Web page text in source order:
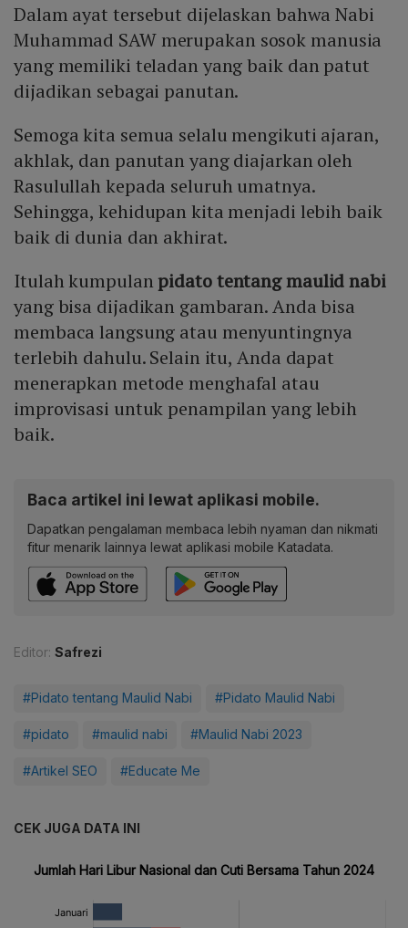
Dalam ayat tersebut dijelaskan bahwa Nabi
Muhammad SAW merupakan sosok manusia
yang memiliki teladan yang baik dan patut
dijadikan sebagai panutan.
Semoga kita semua selalu mengikuti ajaran,
akhlak, dan panutan yang diajarkan oleh
Rasulullah kepada seluruh umatnya.
Sehingga, kehidupan kita menjadi lebih baik
baik di dunia dan akhirat.
Itulah kumpulanpidato tentang maulid nabi
yang bisa dijadikan gambaran. Anda bisa
membaca langsung atau menyuntingnya
terlebih dahulu. Selain itu, Anda dapat
menerapkan metode menghafal atau
improvisasi untuk penampilan yang lebih
baik.
Baca artikel ini lewat aplikasi mobile.
Dapatkan pengalaman membaca lebih nyaman dan nikmati
fitur menarik lainnya lewat aplikasi mobile Katadata.
Editor: Safrezi
#Pidato tentang Maulid Nabi #Pidato Maulid Nabi
#pidato #maulid nabi #Maulid Nabi 2023
#Artikel SEO #Educate Me
CEK JUGA DATA INI